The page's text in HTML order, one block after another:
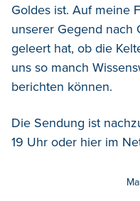
Goldes ist. Auf meine
unserer Gegend nach
geleert hat, ob die
uns so manch
berichten können.
Die Sendung ist
19 Uhr oder hier im